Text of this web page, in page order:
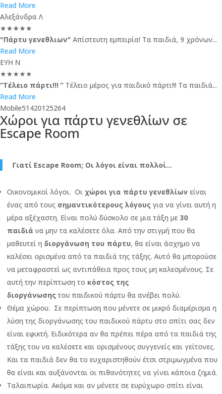
Read More
Αλεξάνδρα Λ
★★★★★
"Πάρτυ γενεθλιων" Απίστευτη εμπειρία! Τα παιδιά, 9 χρόνων...
Read More
ΕΥΗ Ν
★★★★★
“Τέλειο πάρτι!!! ” Τέλειο μέρος για παιδικό πάρτι!!! Τα παιδιά...
Read More
Mobile51420125264
Χώροι για πάρτυ γενεθλίων σε
Escape Room
Γιατί Escape Room; Οι λόγοι είναι πολλοί…
Οικονομικοί λόγοι. Οι χώροι για πάρτυ γενεθλίων είναι
ένας από τους σημαντικότερους λόγους για να γίνει αυτή η
μέρα αξέχαστη. Είναι πολύ δύσκολο σε μια τάξη με 30
παιδιά να μην τα καλέσετε όλα. Από την στιγμή που θα
μαθευτεί η διοργάνωση του πάρτυ, θα είναι άσχημο να
καλέσει ορισμένα από τα παιδιά της τάξης. Αυτό θα μπορούσε
να μεταφραστεί ως αντιπάθεια προς τους μη καλεσμένους. Σε
αυτή την περίπτωση το κόστος της
διοργάνωσης του παιδικού πάρτυ θα ανέβει πολύ.
Θέμα χώρου. Σε περίπτωση που μένετε σε μικρό διαμέρισμα η
λύση της διοργάνωσης του παιδικού πάρτυ στο σπίτι σας δεν
είναι εφικτή. Ειδικότερα αν θα πρέπει πέρα από τα παιδιά της
τάξης του να καλέσετε και ορισμένους συγγενείς και γείτονες.
Και τα παιδιά δεν θα το ευχαριστηθούν έτσι στριμωγμένα που
θα είναι και αυξάνονται οι πιθανότητες να γίνει κάποια ζημιά.
Ταλαιπωρία. Ακόμα και αν μένετε σε ευρύχωρο σπίτι είναι